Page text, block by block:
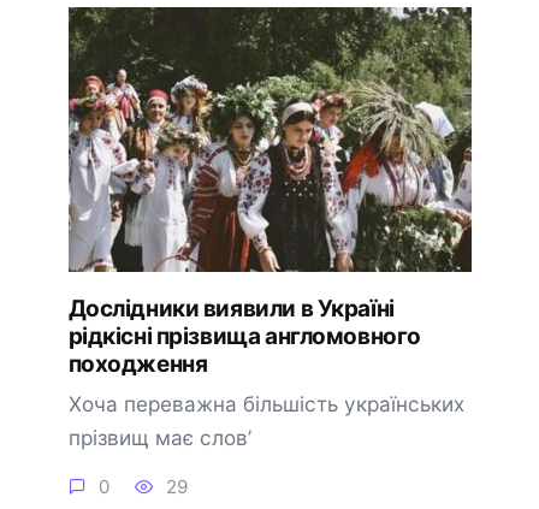
Дослідники виявили в Україні
рідкісні прізвища англомовного
походження
Хоча переважна більшість українських
прізвищ має слов’
0 29